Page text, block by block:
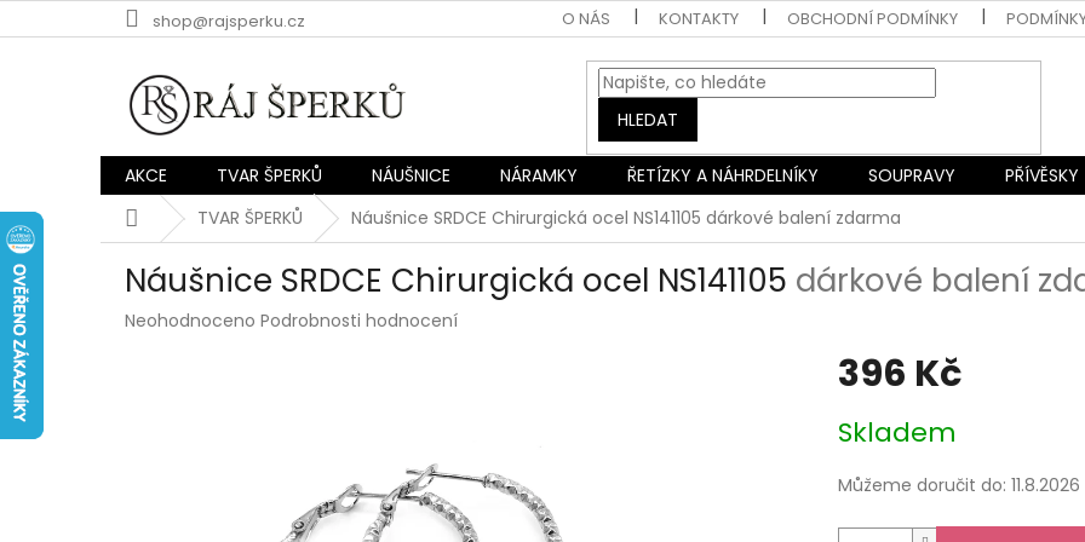
na
shop@rajsperku.cz O NÁS KONTAKTY OBCHODNÍ PODMÍNKY
HLEDAT
AKCE TVAR ŠPERKŮ NÁUŠNICE NÁRAMKY ŘETÍZKY A NÁHRDELNÍKY SOUPRAVY PŘÍVĚSKY
DomůTVAR ŠPERKŮ Náušnice SRDCE Chirurgická ocel NS141105 dárkové balení zdarma
Náušnice SRDCE Chirurgická ocel NS141105 dárkové balení
Průměrné
Neohodnoceno Podrobnosti hodnocení
396 Kč
cena:
Skladem
Můžeme doručit do: 11.8.2026